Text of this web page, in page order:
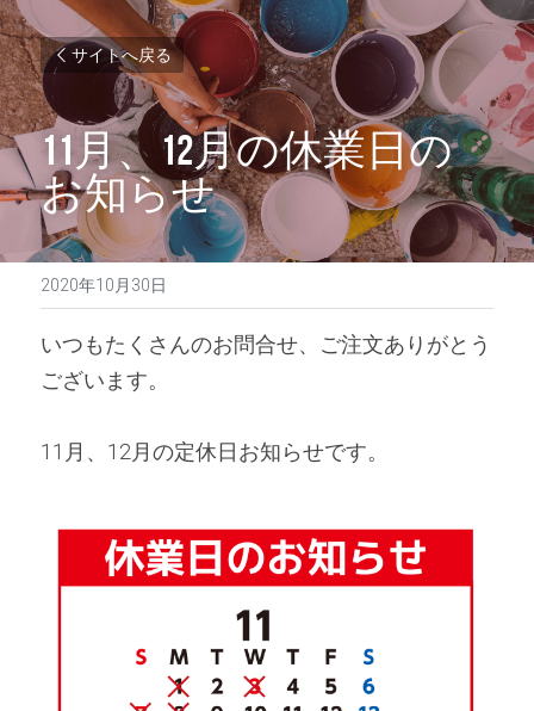
サイトへ戻る
11月、12月の休業日の
お知らせ
2020年10月30日
いつもたくさんのお問合せ、ご注文ありがとう
ございます。
11月、12月の定休日お知らせです。